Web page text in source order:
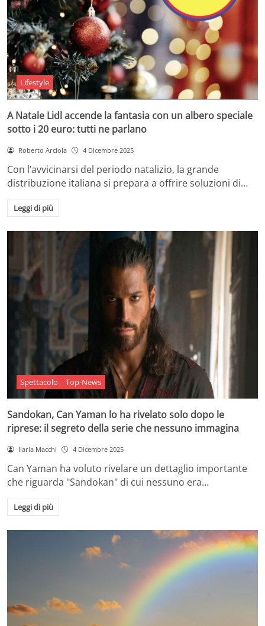
Lifestyle
A Natale Lidl accende la fantasia con un albero speciale
sotto i 20 euro: tutti ne parlano
Roberto Arciola 4 Dicembre 2025
Con l’avvicinarsi del periodo natalizio, la grande
distribuzione italiana si prepara a offrire soluzioni di…
Leggi di più
Spettacolo Top-News
Sandokan, Can Yaman lo ha rivelato solo dopo le
riprese: il segreto della serie che nessuno immagina
Ilaria Macchi 4 Dicembre 2025
Can Yaman ha voluto rivelare un dettaglio importante
che riguarda "Sandokan" di cui nessuno era…
Leggi di più